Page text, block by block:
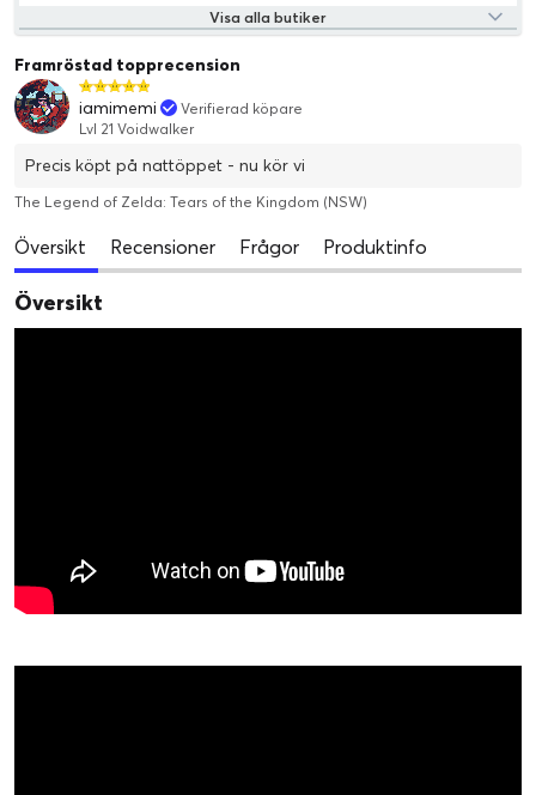
Visa alla butiker
Framröstad topprecension
iamimemi
Verifierad köpare
Lvl 21 Voidwalker
Precis köpt på nattöppet - nu kör vi
The Legend of Zelda: Tears of the Kingdom (NSW)
Översikt Recensioner Frågor Produktinfo
Översikt